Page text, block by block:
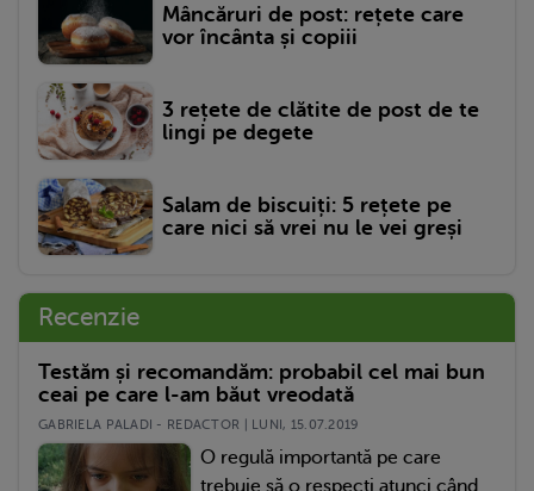
Mâncăruri de post: rețete care
vor încânta și copiii
3 rețete de clătite de post de te
lingi pe degete
Salam de biscuiți: 5 rețete pe
care nici să vrei nu le vei greși
Recenzie
Testăm și recomandăm: probabil cel mai bun
ceai pe care l-am băut vreodată
GABRIELA PALADI - REDACTOR | LUNI, 15.07.2019
O regulă importantă pe care
trebuie să o respecți atunci când